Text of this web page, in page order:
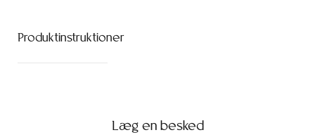
Produktinstruktioner
Læg en besked